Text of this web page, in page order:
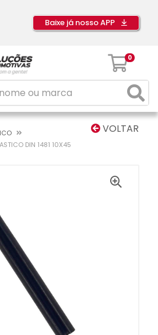
Baixe já nosso APP
0
VOLTAR
DIN 1481 10X45